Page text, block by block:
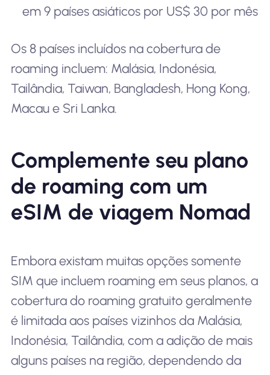
em 9 países asiáticos por US$ 30 por mês
Os 8 países incluídos na cobertura de
roaming incluem: Malásia, Indonésia,
Tailândia, Taiwan, Bangladesh, Hong Kong,
Macau e Sri Lanka.
Complemente seu plano
de roaming com um
eSIM de viagem Nomad
Embora existam muitas opções somente
SIM que incluem roaming em seus planos, a
cobertura do roaming gratuito geralmente
é limitada aos países vizinhos da Malásia,
Indonésia, Tailândia, com a adição de mais
alguns países na região, dependendo da